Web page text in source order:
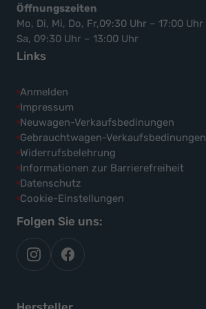
Öffnungszeiten
Mo, Di, Mi, Do, Fr,09:30 Uhr – 17:00 Uhr
Sa, 09:30 Uhr – 13:00 Uhr
Links
Anmelden
Impressum
Neuwagen-Verkaufsbedinungen
Gebrauchtwagen-Verkaufsbedinungen
Widerrufsbelehrung
Informationen zur Barrierefreiheit
Datenschutz
Cookie-Einstellungen
Folgen Sie uns:
autoflex
auf
autoflex24
auf